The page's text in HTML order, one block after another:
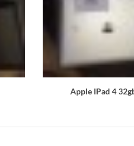
Apple IPad 4